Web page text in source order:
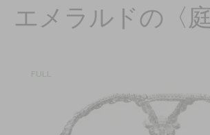
Jewelry
エメラルドの〈庭
FULL